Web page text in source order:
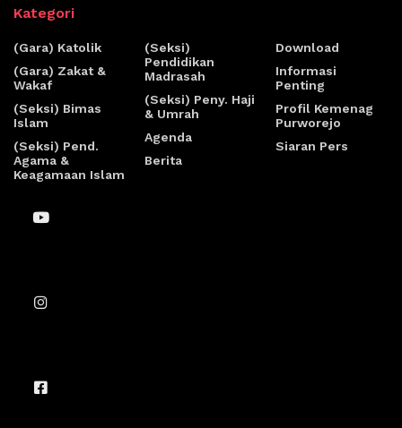
Kategori
(Gara) Katolik
(Gara) Zakat &
Wakaf
(Seksi) Bimas
Islam
(Seksi) Pend.
Agama &
Keagamaan Islam
(Seksi)
Pendidikan
Madrasah
(Seksi) Peny. Haji
& Umrah
Agenda
Berita
Download
Informasi
Penting
Profil Kemenag
Purworejo
Siaran Pers